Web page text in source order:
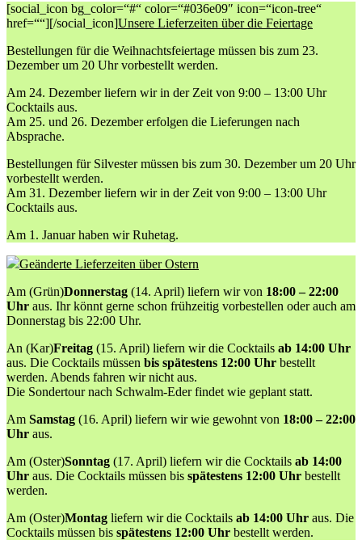
[social_icon bg_color=“#“ color=“#036e09″ icon=“icon-tree“
href=““][/social_icon]Unsere Lieferzeiten über die Feiertage
Bestellungen für die Weihnachtsfeiertage müssen bis zum 23.
Dezember um 20 Uhr vorbestellt werden.
Am 24. Dezember liefern wir in der Zeit von 9:00 – 13:00 Uhr
Cocktails aus.
Am 25. und 26. Dezember erfolgen die Lieferungen nach
Absprache.
Bestellungen für Silvester müssen bis zum 30. Dezember um 20 Uhr
vorbestellt werden.
Am 31. Dezember liefern wir in der Zeit von 9:00 – 13:00 Uhr
Cocktails aus.
Am 1. Januar haben wir Ruhetag.
Geänderte Lieferzeiten über Ostern
Am (Grün)Donnerstag (14. April) liefern wir von 18:00 – 22:00
Uhr aus. Ihr könnt gerne schon frühzeitig vorbestellen oder auch am
Donnerstag bis 22:00 Uhr.
An (Kar)Freitag (15. April) liefern wir die Cocktails ab 14:00 Uhr
aus. Die Cocktails müssen bis spätestens 12:00 Uhr bestellt
werden. Abends fahren wir nicht aus.
Die Sondertour nach Schwalm-Eder findet wie geplant statt.
Am Samstag (16. April) liefern wir wie gewohnt von 18:00 – 22:00
Uhr aus.
Am (Oster)Sonntag (17. April) liefern wir die Cocktails ab 14:00
Uhr aus. Die Cocktails müssen bis spätestens 12:00 Uhr bestellt
werden.
Am (Oster)Montag liefern wir die Cocktails ab 14:00 Uhr aus. Die
Cocktails müssen bis spätestens 12:00 Uhr bestellt werden.